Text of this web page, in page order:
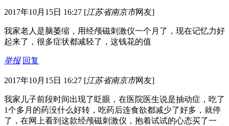
2017年10月15日 16:27 [江苏省南京市网友]
我家老人是脑萎缩，用经颅磁刺激仪一个月了，现在记忆力好
起来了，很多症状都减轻了，这钱花的值
举报 回复
2017年10月15日 16:27 [江苏省南京市网友]
我家儿子前段时间出现了眨眼，在医院医生说是抽动症，吃了
1个多月的药没什么好转，吃药后连食欲都减少了好多，就停
了，在网上看到这款经颅磁刺激仪，抱着试试的心态买了一